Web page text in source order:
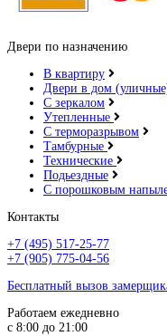
Двери по назначению
В квартиру
Двери в дом
С зеркалом
Утепленные
С терморазрывом
Тамбурные
Технические
Подьездные
С порошковым
Контакты
+7 (495) 517-25-77
+7 (905) 775-04-56
Бесплатный вызов
Работаем ежедневно
с 8:00 до 21:00